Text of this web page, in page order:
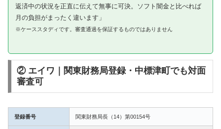
返済中の状況を正直に伝えて無事に可決。ソフト闇金と比べれば
月の負担がまったく違います」
※ケーススタディです。審査通過を保証するものではありません
② エイワ｜関東財務局登録・中標津町でも対面
審査可
登録番号 関東財務局長（14）第00154号